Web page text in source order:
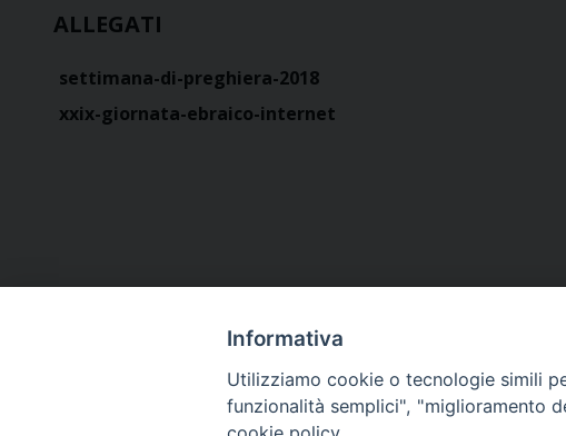
ALLEGATI
settimana-di-preghiera-2018
xxix-giornata-ebraico-internet
Informativa
Utilizziamo cookie o tecnologie simili
funzionalità semplici", "miglioramento